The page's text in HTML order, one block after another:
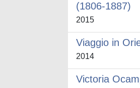
(1806-1887)
2015
Viaggio in
2014
Victoria